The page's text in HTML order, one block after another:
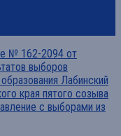
№ 162-2094 от
выборов
Лабинский
края пятого созыва
с выборами из